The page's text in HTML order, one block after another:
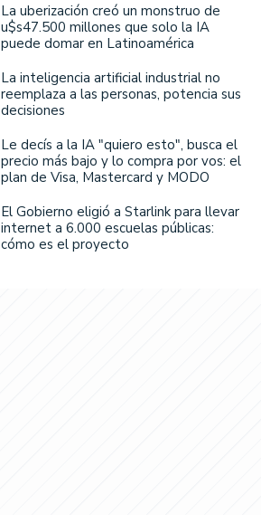
La uberización creó un monstruo de
u$s47.500 millones que solo la IA
puede domar en Latinoamérica
La inteligencia artificial industrial no
reemplaza a las personas, potencia sus
decisiones
Le decís a la IA "quiero esto", busca el
precio más bajo y lo compra por vos: el
plan de Visa, Mastercard y MODO
El Gobierno eligió a Starlink para llevar
internet a 6.000 escuelas públicas:
cómo es el proyecto